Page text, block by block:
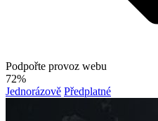
Podpořte provoz webu
72%
Jednorázově Předplatné